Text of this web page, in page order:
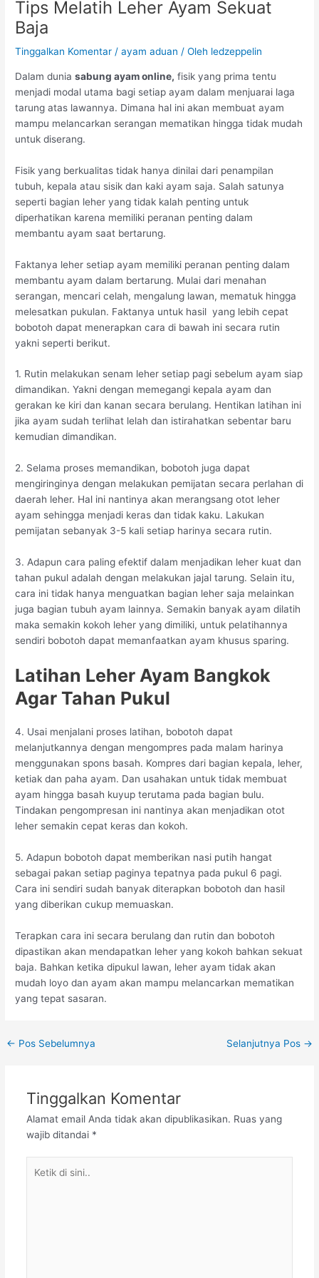
Tips Melatih Leher Ayam Sekuat
Baja
Tinggalkan Komentar /ayam aduan / Oleh ledzeppelin
Dalam duniasabung ayam online, fisik yang prima tentu
menjadi modal utama bagi setiap ayam dalam menjuarai laga
tarung atas lawannya. Dimana hal ini akan membuat ayam
mampu melancarkan serangan mematikan hingga tidak mudah
untuk diserang.
Fisik yang berkualitas tidak hanya dinilai dari penampilan
tubuh, kepala atau sisik dan kaki ayam saja. Salah satunya
seperti bagian leher yang tidak kalah penting untuk
diperhatikan karena memiliki peranan penting dalam
membantu ayam saat bertarung.
Faktanya leher setiap ayam memiliki peranan penting dalam
membantu ayam dalam bertarung. Mulai dari menahan
serangan, mencari celah, mengalung lawan, mematuk hingga
melesatkan pukulan. Faktanya untuk hasil yang lebih cepat
bobotoh dapat menerapkan cara di bawah ini secara rutin
yakni seperti berikut.
1. Rutin melakukan senam leher setiap pagi sebelum ayam siap
dimandikan. Yakni dengan memegangi kepala ayam dan
gerakan ke kiri dan kanan secara berulang. Hentikan latihan ini
jika ayam sudah terlihat lelah dan istirahatkan sebentar baru
kemudian dimandikan.
2. Selama proses memandikan, bobotoh juga dapat
mengiringinya dengan melakukan pemijatan secara perlahan di
daerah leher. Hal ini nantinya akan merangsang otot leher
ayam sehingga menjadi keras dan tidak kaku. Lakukan
pemijatan sebanyak 3-5 kali setiap harinya secara rutin.
3. Adapun cara paling efektif dalam menjadikan leher kuat dan
tahan pukul adalah dengan melakukan jajal tarung. Selain itu,
cara ini tidak hanya menguatkan bagian leher saja melainkan
juga bagian tubuh ayam lainnya. Semakin banyak ayam dilatih
maka semakin kokoh leher yang dimiliki, untuk pelatihannya
sendiri bobotoh dapat memanfaatkan ayam khusus sparing.
Latihan Leher Ayam Bangkok
Agar Tahan Pukul
4. Usai menjalani proses latihan, bobotoh dapat
melanjutkannya dengan mengompres pada malam harinya
menggunakan spons basah. Kompres dari bagian kepala, leher,
ketiak dan paha ayam. Dan usahakan untuk tidak membuat
ayam hingga basah kuyup terutama pada bagian bulu.
Tindakan pengompresan ini nantinya akan menjadikan otot
leher semakin cepat keras dan kokoh.
5. Adapun bobotoh dapat memberikan nasi putih hangat
sebagai pakan setiap paginya tepatnya pada pukul 6 pagi.
Cara ini sendiri sudah banyak diterapkan bobotoh dan hasil
yang diberikan cukup memuaskan.
Terapkan cara ini secara berulang dan rutin dan bobotoh
dipastikan akan mendapatkan leher yang kokoh bahkan sekuat
baja. Bahkan ketika dipukul lawan, leher ayam tidak akan
mudah loyo dan ayam akan mampu melancarkan mematikan
yang tepat sasaran.
Post
← Pos Sebelumnya Selanjutnya Pos →
Tinggalkan Komentar
Alamat email Anda tidak akan dipublikasikan. Ruas yang
wajib ditandai *